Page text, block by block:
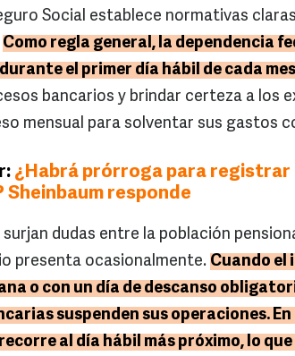
Social establece normativas
Como regla general, la dependencia
el primer día hábil de cada
bancarios y brindar certeza a los
mensual para solventar sus gastos
¿Habrá prórroga para registrar
responde
dudas entre la población
presenta ocasionalmente. Cuando el
o con un día de descanso
suspenden sus operaciones.
al día hábil más próximo, lo